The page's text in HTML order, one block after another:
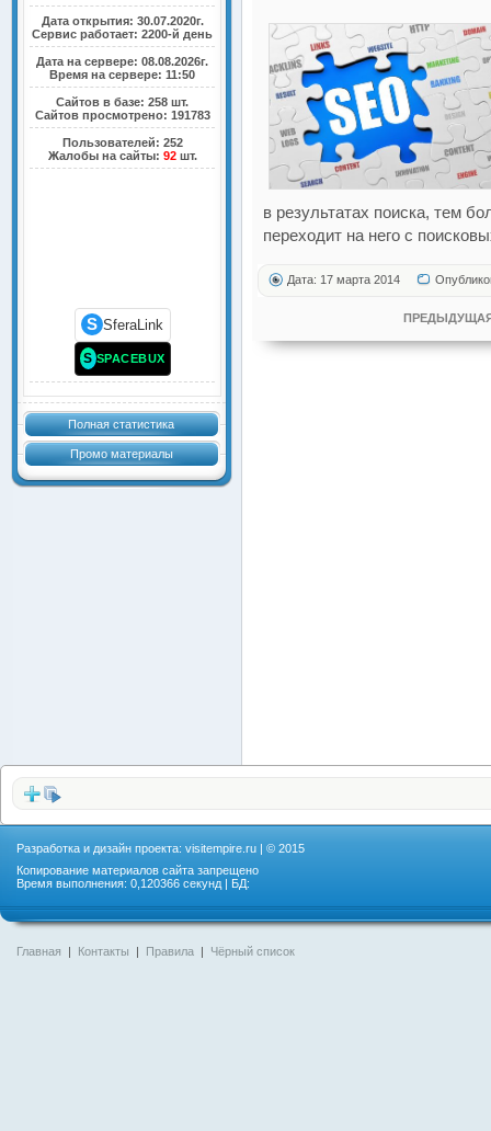
Дата открытия: 30.07.2020г.
Сервис работает: 2200-й день
Дата на сервере: 08.08.2026г.
Время на сервере: 11:50
Сайтов в базе: 258 шт.
Сайтов просмотрено: 191783
Пользователей: 252
Жалобы на сайты: 92шт.
S SferaLink
S SPACEBUX
Полная статистика
Промо материалы
в результатах поиска, тем
переходит на него с
Дата: 17 марта 2014
Разработка и дизайн проекта: visitempire.ru | © 2015
Копирование материалов сайта запрещено
Время выполнения: 0,120366 секунд | БД:
Главная | Контакты | Правила | Чёрный список